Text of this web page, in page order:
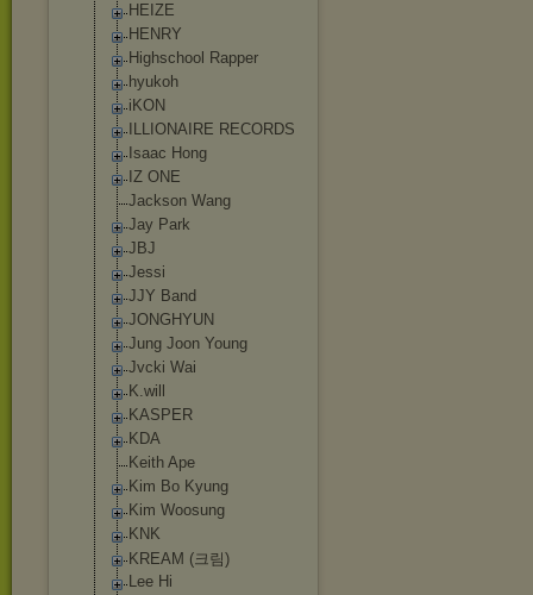
HEIZE
HENRY
Highschool Rapper
hyukoh
iKON
ILLIONAIRE RECORDS
Isaac Hong
IZ ONE
Jackson Wang
Jay Park
JBJ
Jessi
JJY Band
JONGHYUN
Jung Joon Young
Jvcki Wai
K.will
KASPER
KDA
Keith Ape
Kim Bo Kyung
Kim Woosung
KNK
KREAM (크림)
Lee Hi